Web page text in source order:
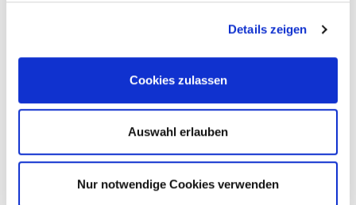
Details zeigen
Cookies zulassen
Auswahl erlauben
Nur notwendige Cookies verwenden